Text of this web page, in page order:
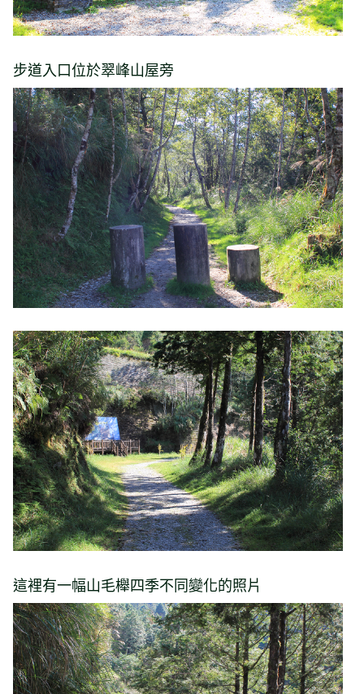
步道入口位於翠峰山屋旁
這裡有一幅山毛櫸四季不同變化的照片